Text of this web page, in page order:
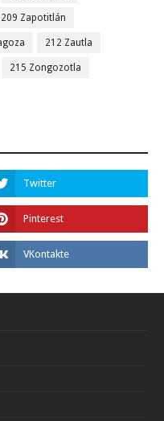
209 Zapotitlán
212 Zautla
215 Zongozotla